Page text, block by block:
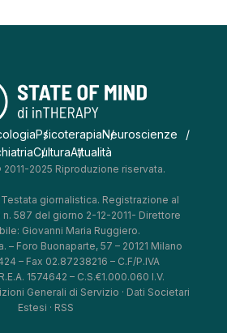
PsicoterapiaNeuroscienze
CulturaAttualità
2025 Riproduzione riservata.
giornalistica. Registrazione al
587 del giorno 2-12-2011- Direttore
Giovanni Maria Ruggiero.
– Foro Buonaparte, 57 – 20121 Milano
– Fax 02.87238216 – C.F/P.IVA
1574642 – C.S.€1.000.060 I.V.
Generali di Servizio · Dati Societari
Estesi · RSS